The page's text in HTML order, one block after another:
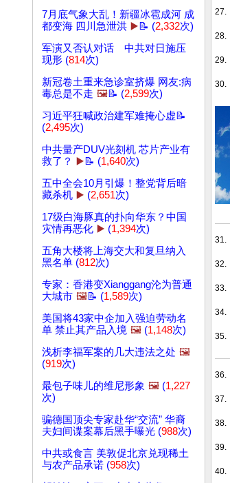
7月底气象大乱！新疆冰雹成河 成
都变海 四川急泄洪 ▶️📝 (2,332次)
军演又否认对话 中共对日施压
现形 (814次)
新冠卷土重来急诊室挤爆 网友:病
毒总是不走 🖼️📝 (2,599次)
习近平狂喊政治建军难掩心虚📝
(2,495次)
中共量产DUV光刻机 芯片产业有
救了？
▶️📝 (1,640次)
五中全会10月引爆！整党背后暗
藏杀机 ▶️ (2,651次)
17级白海豚真的扑向华东？中国
灾情再恶化 ▶️ (1,394次)
五角大楼将上海交大和复旦纳入
黑名单 (812次)
专家：香港变Xianggang沦为普通
大城市 🖼️📝 (1,589次)
美国将43家中企加入强迫劳动名
单 禁止其产品入境 🖼️ (1,148次)
浅析李福军案的几大违法之处 🖼️
(919次)
最包子味儿的维尼形象 🖼️ (1,227
次)
骗德国顶尖专家赴华“交流” 华裔
夫妇间谍案幕后黑手曝光 (988次)
中共或食言 美敦促北京兑现稀土
与农产品承诺 (958次)
27.
28.
29.
30.
31.
32.
33.
34.
35.
36.
37.
38.
39.
40.